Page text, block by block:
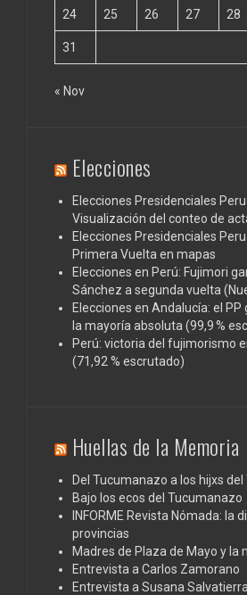
24 25 26 27 28
31
« Nov
Elecciones
Elecciones Presidenciales
Visualización del conteo de
Elecciones Presidenciales
Primera Vuelta en mapas
Elecciones en Perú: Fujimori
Sánchez a segunda vuelta
Elecciones en Andalucía: el PP
la mayoría absoluta (99,9 %
Perú: victoria del fujimorismo
(71,92 % escrutado)
Huellas de la Memoria
Del Tucumanazo a los hijxs
Bajo los ecos del Tucumanazo
INFORME Revista Nómada: la
provincias
Madres de Plaza de Mayo y la
Entrevista a Carlos Zamorano
Entrevista a Susana Salvatierra